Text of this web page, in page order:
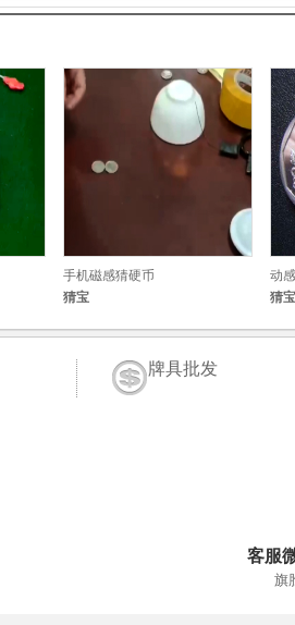
手机磁感猜硬币
猜宝
动
双
猜宝
牌具批发
客服
旗